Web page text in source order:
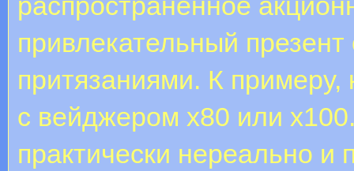
привлекательный
притязаниями. К примеру,
с вейджером х80 или
практически нереально и